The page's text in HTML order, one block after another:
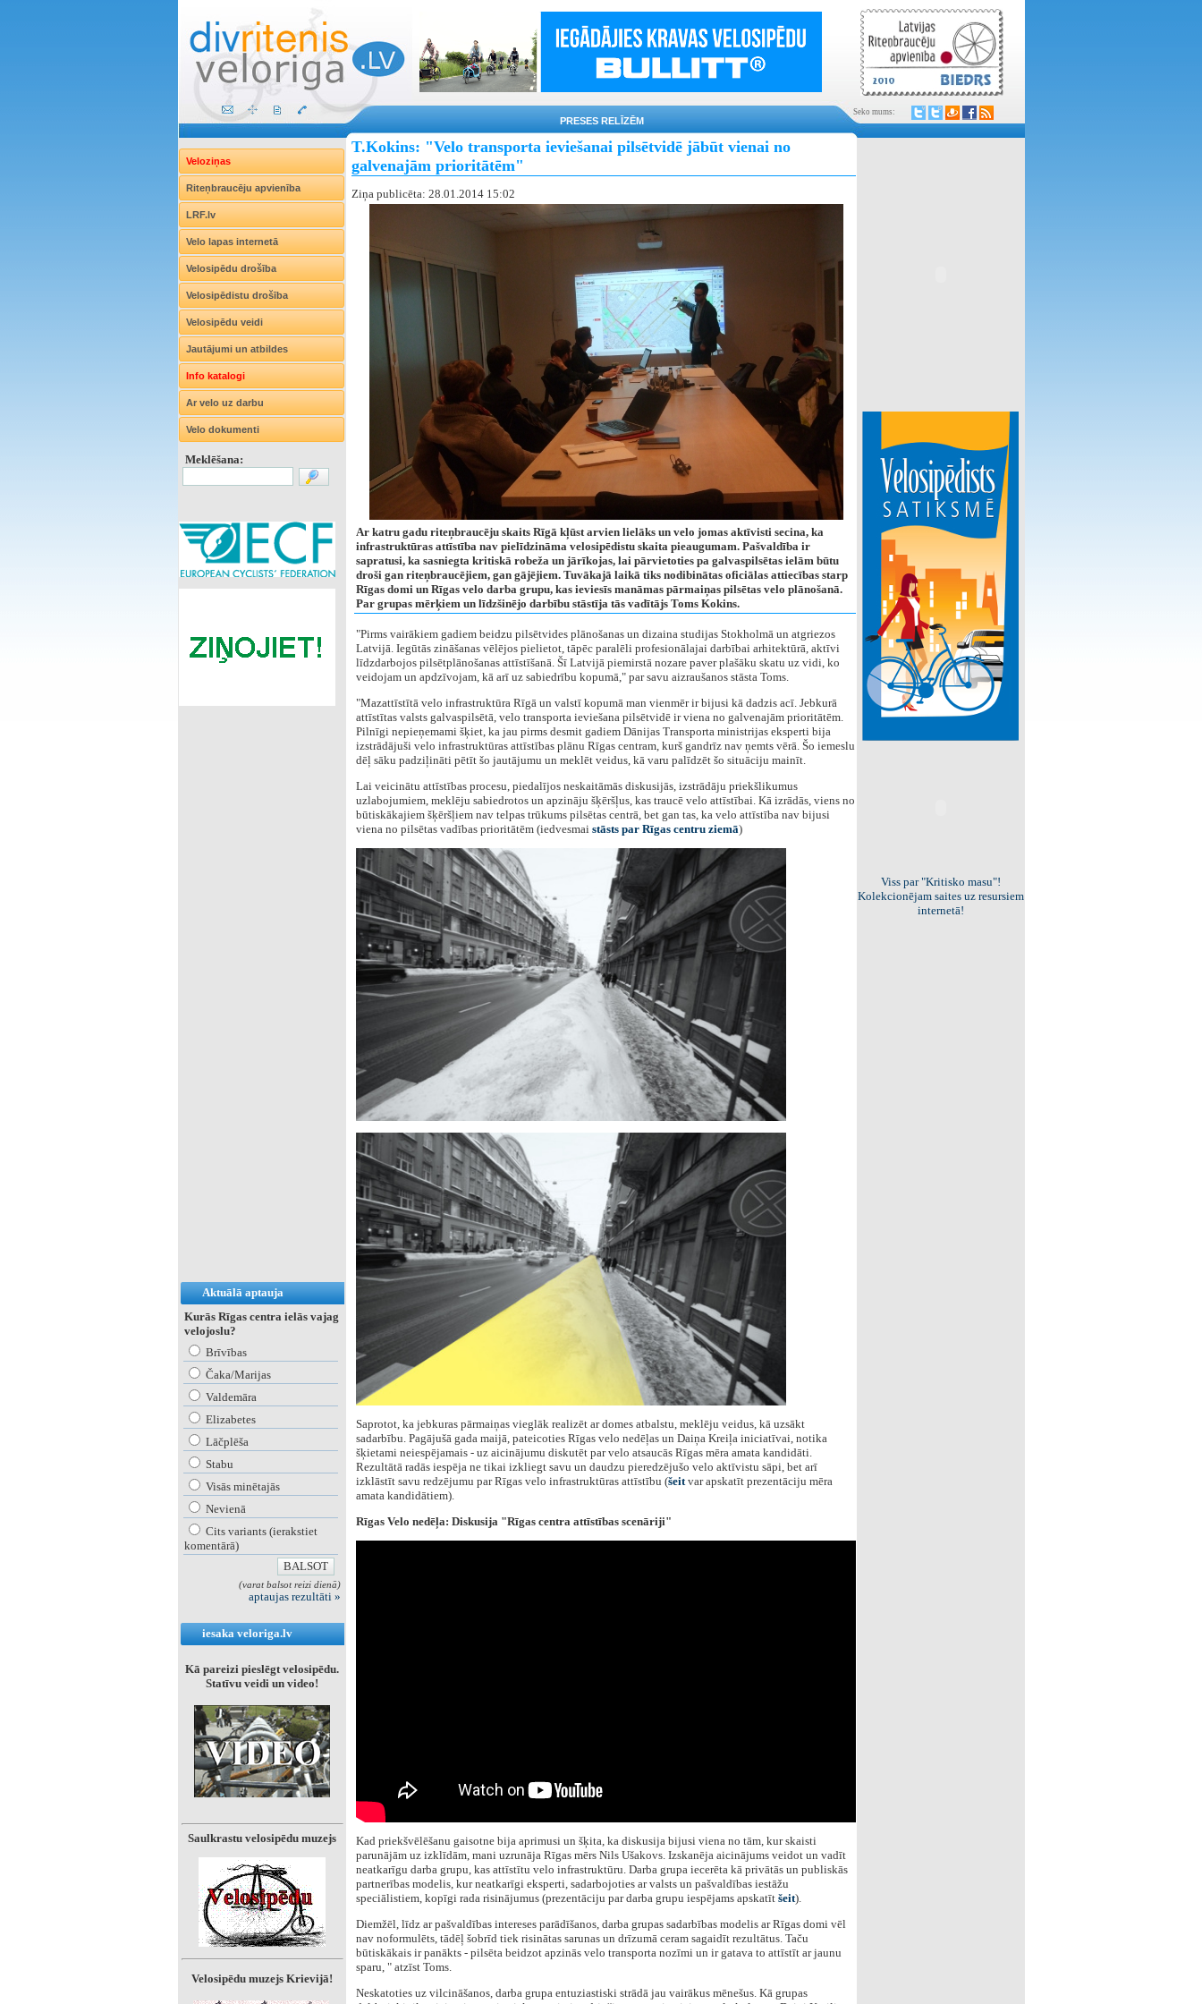
PRESES RELĪZĒM
Seko mums:
Veloziņas
Riteņbraucēju apvienība
LRF.lv
Velo lapas internetā
Velosipēdu drošība
Velosipēdistu drošība
Velosipēdu veidi
Jautājumi un atbildes
Info katalogi
Ar velo uz darbu
Velo dokumenti
Meklēšana:
Aktuālā aptauja
Kurās Rīgas centra ielās vajag
velojoslu?
Brīvības
Čaka/Marijas
Valdemāra
Elizabetes
Lāčplēša
Stabu
Visās minētajās
Nevienā
Cits variants (ierakstiet
komentārā)
(varat balsot reizi dienā)
aptaujas rezultāti »
iesaka veloriga.lv
Kā pareizi pieslēgt velosipēdu.
Statīvu veidi un video!
Saulkrastu velosipēdu muzejs
Velosipēdu muzejs Krievijā!
T.Kokins: "Velo transporta ieviešanai pilsētvidē jābūt vienai no
galvenajām prioritātēm"
Ziņa publicēta: 28.01.2014 15:02
Ar katru gadu riteņbraucēju skaits Rīgā kļūst arvien lielāks un velo jomas aktīvisti secina, ka
infrastruktūras attīstība nav pielīdzināma velosipēdistu skaita pieaugumam. Pašvaldība ir
sapratusi, ka sasniegta kritiskā robeža un jārīkojas, lai pārvietoties pa galvaspilsētas ielām būtu
droši gan riteņbraucējiem, gan gājējiem. Tuvākajā laikā tiks nodibinātas oficiālas attiecības starp
Rīgas domi un Rīgas velo darba grupu, kas ieviesīs manāmas pārmaiņas pilsētas velo plānošanā.
Par grupas mērķiem un līdzšinējo darbību stāstīja tās vadītājs Toms Kokins.
"Pirms vairākiem gadiem beidzu pilsētvides plānošanas un dizaina studijas Stokholmā un atgriezos
Latvijā. Iegūtās zināšanas vēlējos pielietot, tāpēc paralēli profesionālajai darbībai arhitektūrā, aktīvi
līdzdarbojos pilsētplānošanas attīstīšanā. Šī Latvijā piemirstā nozare paver plašāku skatu uz vidi, ko
veidojam un apdzīvojam, kā arī uz sabiedrību kopumā," par savu aizraušanos stāsta Toms.
"Mazattīstītā velo infrastruktūra Rīgā un valstī kopumā man vienmēr ir bijusi kā dadzis acī. Jebkurā
attīstītas valsts galvaspilsētā, velo transporta ieviešana pilsētvidē ir viena no galvenajām prioritātēm.
Pilnīgi nepieņemami šķiet, ka jau pirms desmit gadiem Dānijas Transporta ministrijas eksperti bija
izstrādājuši velo infrastruktūras attīstības plānu Rīgas centram, kurš gandrīz nav ņemts vērā. Šo iemeslu
dēļ sāku padziļināti pētīt šo jautājumu un meklēt veidus, kā varu palīdzēt šo situāciju mainīt.
Lai veicinātu attīstības procesu, piedalījos neskaitāmās diskusijās, izstrādāju priekšlikumus
uzlabojumiem, meklēju sabiedrotos un apzināju šķēršļus, kas traucē velo attīstībai. Kā izrādās, viens no
būtiskākajiem šķēršļiem nav telpas trūkums pilsētas centrā, bet gan tas, ka velo attīstība nav bijusi
viena no pilsētas vadības prioritātēm (iedvesmai stāsts par Rīgas centru ziemā)
Saprotot, ka jebkuras pārmaiņas vieglāk realizēt ar domes atbalstu, meklēju veidus, kā uzsākt
sadarbību. Pagājušā gada maijā, pateicoties Rīgas velo nedēļas un Daiņa Kreiļa iniciatīvai, notika
šķietami neiespējamais - uz aicinājumu diskutēt par velo atsaucās Rīgas mēra amata kandidāti.
Rezultātā radās iespēja ne tikai izkliegt savu un daudzu pieredzējušo velo aktīvistu sāpi, bet arī
izklāstīt savu redzējumu par Rīgas velo infrastruktūras attīstību (šeitvar apskatīt prezentāciju mēra
amata kandidātiem).
Rīgas Velo nedēļa: Diskusija "Rīgas centra attīstības scenāriji"
Kad priekšvēlēšanu gaisotne bija aprimusi un šķita, ka diskusija bijusi viena no tām, kur skaisti
parunājām uz izklīdām, mani uzrunāja Rīgas mērs Nils Ušakovs. Izskanēja aicinājums veidot un vadīt
neatkarīgu darba grupu, kas attīstītu velo infrastruktūru. Darba grupa iecerēta kā privātās un publiskās
partnerības modelis, kur neatkarīgi eksperti, sadarbojoties ar valsts un pašvaldības iestāžu
speciālistiem, kopīgi rada risinājumus (prezentāciju par darba grupu iespējams apskatīt šeit).
Diemžēl, līdz ar pašvaldības intereses parādīšanos, darba grupas sadarbības modelis ar Rīgas domi vēl
nav noformulēts, tādēļ šobrīd tiek risinātas sarunas un drīzumā ceram sagaidīt rezultātus. Taču
būtiskākais ir panākts - pilsēta beidzot apzinās velo transporta nozīmi un ir gatava to attīstīt ar jaunu
sparu, " atzīst Toms.
Neskatoties uz vilcināšanos, darba grupa entuziastiski strādā jau vairākus mēnešus. Kā grupas
Viss par "Kritisko masu"!
Kolekcionējam saites uz resursiem
internetā!